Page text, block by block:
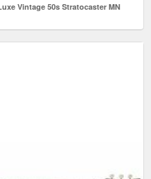
Vintage 50s Stratocaster MN